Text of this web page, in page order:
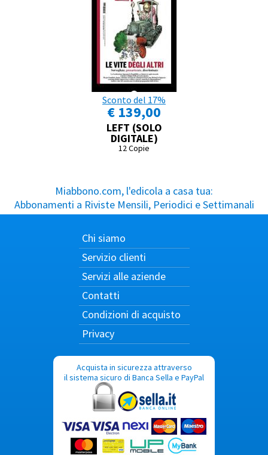
Sconto del 17%
€ 139,00
LEFT (SOLO
DIGITALE)
12 Copie
Miabbono.com, l'edicola a casa tua:
Abbonamenti a Riviste Mensili, Periodici e Settimanali
Chi siamo
Servizio clienti
Servizi alle aziende
Contatti
Condizioni di acquisto
Privacy
Acquista in sicurezza attraverso
il sistema sicuro di Banca Sella e PayPal